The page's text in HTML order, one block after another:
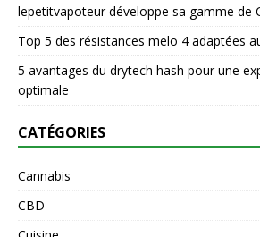
lepetitvapoteur développe sa gamme de
Top 5 des résistances melo 4 adaptées
5 avantages du drytech hash pour une
optimale
CATÉGORIES
Cannabis
CBD